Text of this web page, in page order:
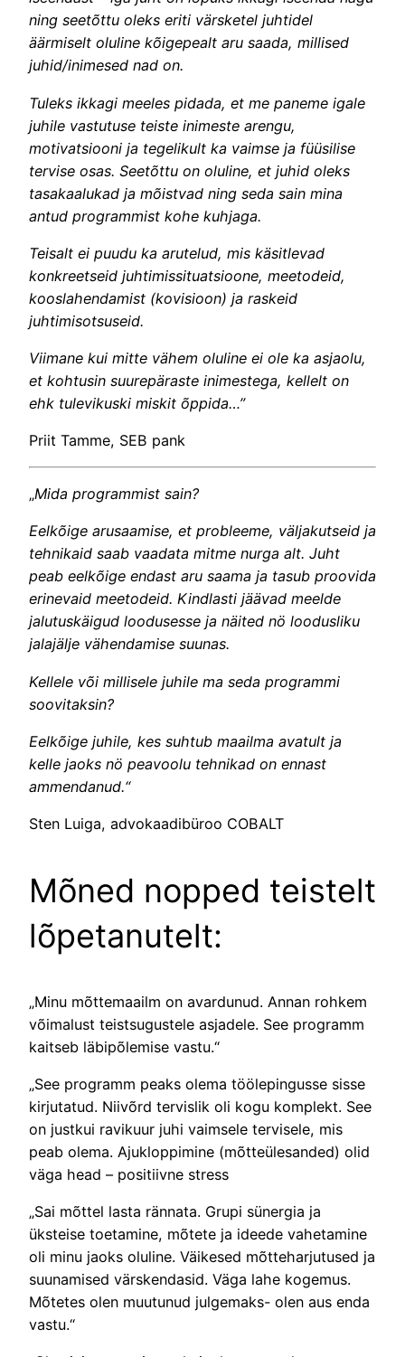
ning seetõttu oleks eriti värsketel juhtidel
äärmiselt oluline kõigepealt aru saada, millised
juhid/inimesed nad on.
Tuleks ikkagi meeles pidada, et me paneme igale
juhile vastutuse teiste inimeste arengu,
motivatsiooni ja tegelikult ka vaimse ja füüsilise
tervise osas. Seetõttu on oluline, et juhid oleks
tasakaalukad ja mõistvad ning seda sain mina
antud programmist kohe kuhjaga.
Teisalt ei puudu ka arutelud, mis käsitlevad
konkreetseid juhtimissituatsioone, meetodeid,
kooslahendamist (kovisioon) ja raskeid
juhtimisotsuseid.
Viimane kui mitte vähem oluline ei ole ka asjaolu,
et kohtusin suurepäraste inimestega, kellelt on
ehk tulevikuski miskit õppida…”
Priit Tamme, SEB pank
„Mida programmist sain?
Eelkõige arusaamise, et probleeme, väljakutseid ja
tehnikaid saab vaadata mitme nurga alt. Juht
peab eelkõige endast aru saama ja tasub proovida
erinevaid meetodeid. Kindlasti jäävad meelde
jalutuskäigud loodusesse ja näited nö loodusliku
jalajälje vähendamise suunas.
Kellele või millisele juhile ma seda programmi
soovitaksin?
Eelkõige juhile, kes suhtub maailma avatult ja
kelle jaoks nö peavoolu tehnikad on ennast
ammendanud.“
Sten Luiga, advokaadibüroo COBALT
Mõned nopped teistelt
lõpetanutelt:
„Minu mõttemaailm on avardunud. Annan rohkem
võimalust teistsugustele asjadele. See programm
kaitseb läbipõlemise vastu.“
„See programm peaks olema töölepingusse sisse
kirjutatud. Niivõrd tervislik oli kogu komplekt. See
on justkui ravikuur juhi vaimsele tervisele, mis
peab olema. Ajukloppimine (mõtteülesanded) olid
väga head – positiivne stress
„Sai mõttel lasta rännata. Grupi sünergia ja
üksteise toetamine, mõtete ja ideede vahetamine
oli minu jaoks oluline. Väikesed mõtteharjutused ja
suunamised värskendasid. Väga lahe kogemus.
Mõtetes olen muutunud julgemaks- olen aus enda
vastu.“